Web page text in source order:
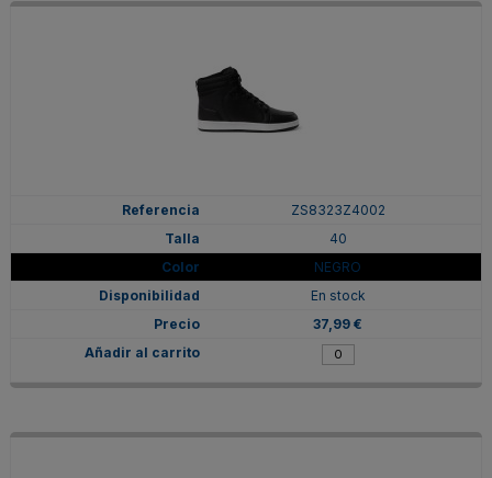
ZS8323Z4002
40
NEGRO
En stock
37,99 €